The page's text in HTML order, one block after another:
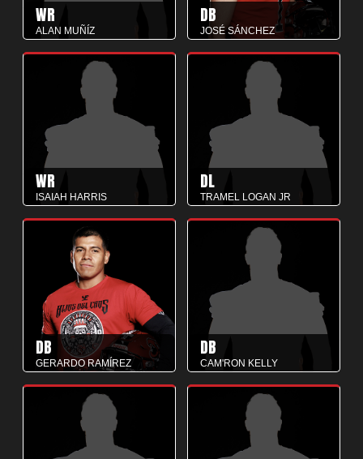
WR
ALAN MUÑÍZ
DB
JOSÉ SÁNCHEZ
WR
ISAIAH HARRIS
DL
TRAMEL LOGAN JR
DB
GERARDO RAMÍREZ
DB
CAM'RON KELLY